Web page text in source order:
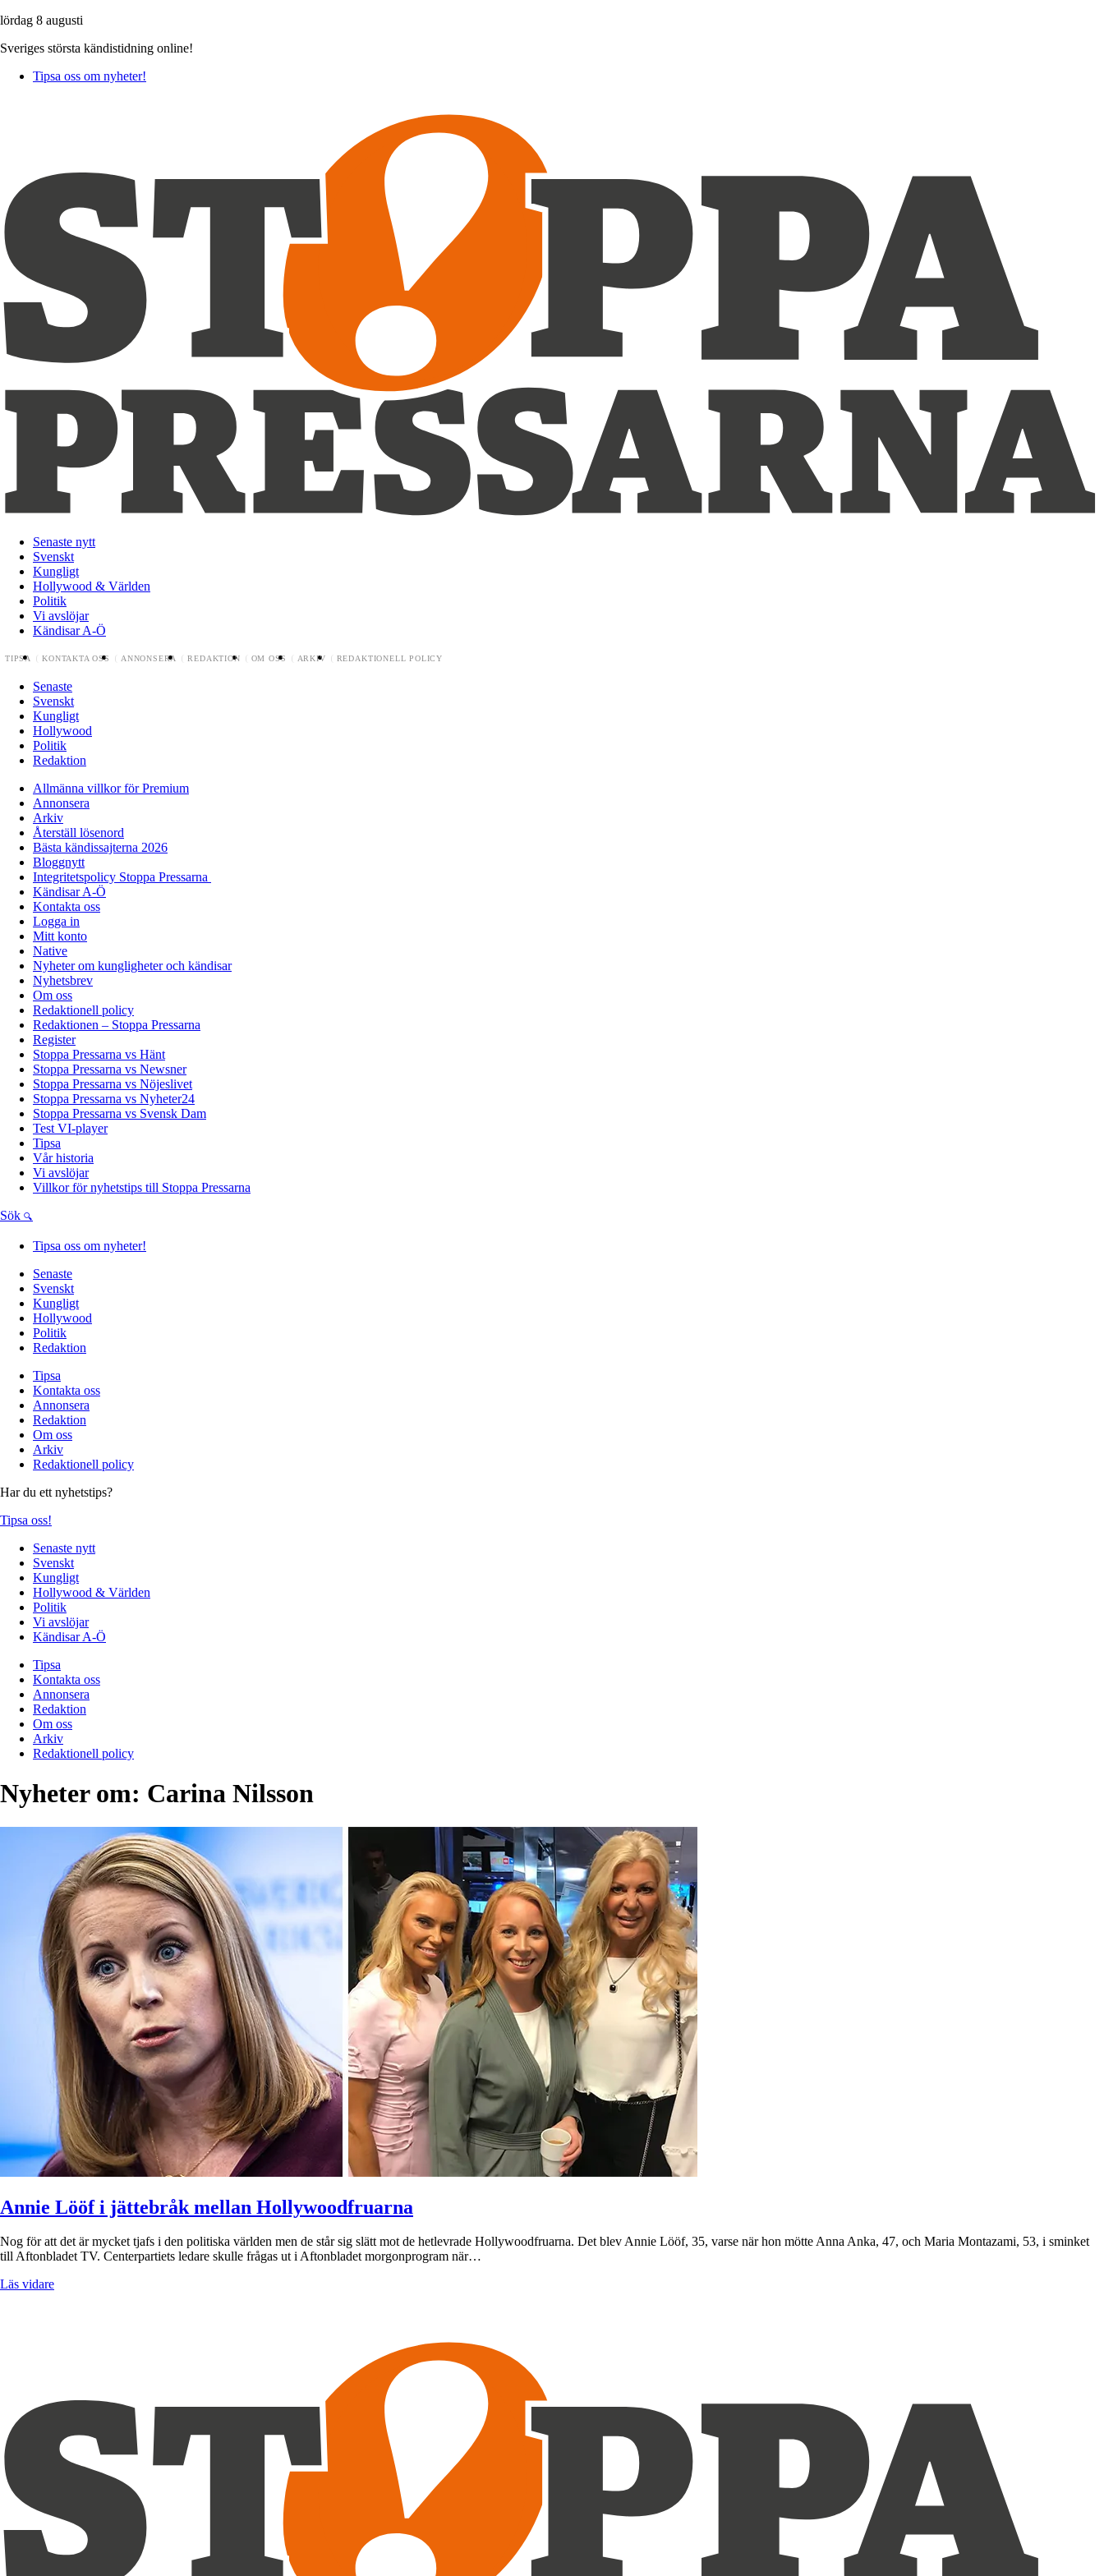
lördag 8 augusti
Sveriges största kändistidning online!
Tipsa oss om nyheter!
Senaste nytt
Svenskt
Kungligt
Hollywood & Världen
Politik
Vi avslöjar
Kändisar A-Ö
TIPSA KONTAKTA OSS ANNONSERA REDAKTION OM OSS ARKIV REDAKTIONELL POLICY
Senaste
Svenskt
Kungligt
Hollywood
Politik
Redaktion
Allmänna villkor för Premium
Annonsera
Arkiv
Återställ lösenord
Bästa kändissajterna 2026
Bloggnytt
Integritetspolicy Stoppa Pressarna
Kändisar A-Ö
Kontakta oss
Logga in
Mitt konto
Native
Nyheter om kungligheter och kändisar
Nyhetsbrev
Om oss
Redaktionell policy
Redaktionen – Stoppa Pressarna
Register
Stoppa Pressarna vs Hänt
Stoppa Pressarna vs Newsner
Stoppa Pressarna vs Nöjeslivet
Stoppa Pressarna vs Nyheter24
Stoppa Pressarna vs Svensk Dam
Test VI-player
Tipsa
Vår historia
Vi avslöjar
Villkor för nyhetstips till Stoppa Pressarna
Sök
Tipsa oss om nyheter!
Senaste
Svenskt
Kungligt
Hollywood
Politik
Redaktion
Tipsa
Kontakta oss
Annonsera
Redaktion
Om oss
Arkiv
Redaktionell policy
Har du ett nyhetstips?
Tipsa oss!
Senaste nytt
Svenskt
Kungligt
Hollywood & Världen
Politik
Vi avslöjar
Kändisar A-Ö
Tipsa
Kontakta oss
Annonsera
Redaktion
Om oss
Arkiv
Redaktionell policy
Nyheter om: Carina Nilsson
Annie Lööf i jättebråk mellan Hollywoodfruarna
Nog för att det är mycket tjafs i den politiska världen men de står sig slätt mot de hetlevrade Hollywoodfruarna. Det blev Annie Lööf, 35, varse när hon mötte Anna Anka, 47, och Maria Montazami, 53, i sminket
till Aftonbladet TV. Centerpartiets ledare skulle frågas ut i Aftonbladet morgonprogram när…
Läs vidare